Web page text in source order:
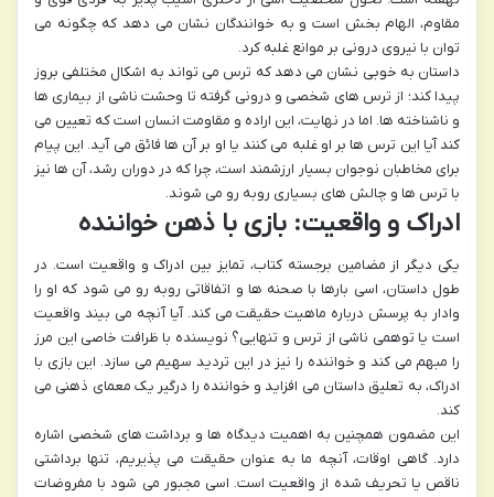
مقاوم، الهام بخش است و به خوانندگان نشان می دهد که چگونه می
توان با نیروی درونی بر موانع غلبه کرد.
داستان به خوبی نشان می دهد که ترس می تواند به اشکال مختلفی بروز
پیدا کند؛ از ترس های شخصی و درونی گرفته تا وحشت ناشی از بیماری ها
و ناشناخته ها. اما در نهایت، این اراده و مقاومت انسان است که تعیین می
کند آیا این ترس ها بر او غلبه می کنند یا او بر آن ها فائق می آید. این پیام
برای مخاطبان نوجوان بسیار ارزشمند است، چرا که در دوران رشد، آن ها نیز
با ترس ها و چالش های بسیاری روبه رو می شوند.
ادراک و واقعیت: بازی با ذهن خواننده
یکی دیگر از مضامین برجسته کتاب، تمایز بین ادراک و واقعیت است. در
طول داستان، اسی بارها با صحنه ها و اتفاقاتی روبه رو می شود که او را
وادار به پرسش درباره ماهیت حقیقت می کند. آیا آنچه می بیند واقعیت
است یا توهمی ناشی از ترس و تنهایی؟ نویسنده با ظرافت خاصی این مرز
را مبهم می کند و خواننده را نیز در این تردید سهیم می سازد. این بازی با
ادراک، به تعلیق داستان می افزاید و خواننده را درگیر یک معمای ذهنی می
کند.
این مضمون همچنین به اهمیت دیدگاه ها و برداشت های شخصی اشاره
دارد. گاهی اوقات، آنچه ما به عنوان حقیقت می پذیریم، تنها برداشتی
ناقص یا تحریف شده از واقعیت است. اسی مجبور می شود با مفروضات